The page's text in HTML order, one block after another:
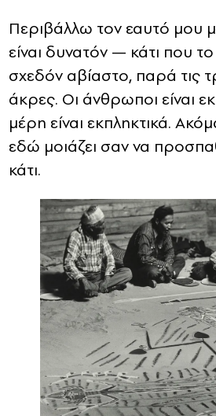
Περιβάλλω τον εαυτό μου
είναι δυνατόν — κάτι που
σχεδόν αβίαστο, παρά τις
άκρες. Οι άνθρωποι είναι
μέρη είναι εκπληκτικά.
εδώ μοιάζει σαν να
κάτι.